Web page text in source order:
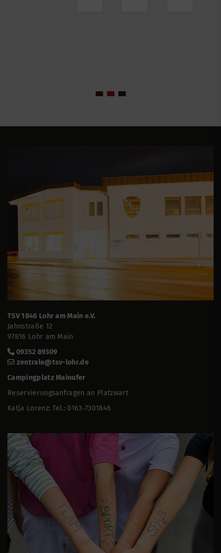
TSV 1846 Lohr am Main e.V.
Jahnstraße 12
97816 Lohr am Main
09352 89309
zentrale@tsv-lohr.de
Campingplatz Mainufer
Reservierungsanfragen an Platzwart
Katja Lorenz: Tel.: 0163-7301846